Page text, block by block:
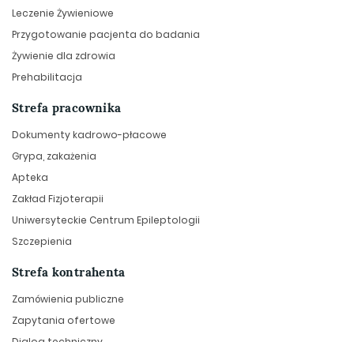
Leczenie Żywieniowe
Przygotowanie pacjenta do badania
Żywienie dla zdrowia
Prehabilitacja
Strefa pracownika
Dokumenty kadrowo-płacowe
Grypa, zakażenia
Apteka
Zakład Fizjoterapii
Uniwersyteckie Centrum Epileptologii
Szczepienia
Strefa kontrahenta
Zamówienia publiczne
Zapytania ofertowe